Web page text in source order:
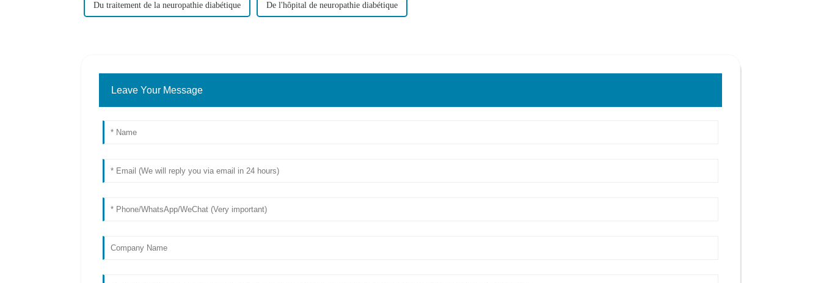
Du traitement de la neuropathie diabétique De l'hôpital de neuropathie diabétique
Leave Your Message